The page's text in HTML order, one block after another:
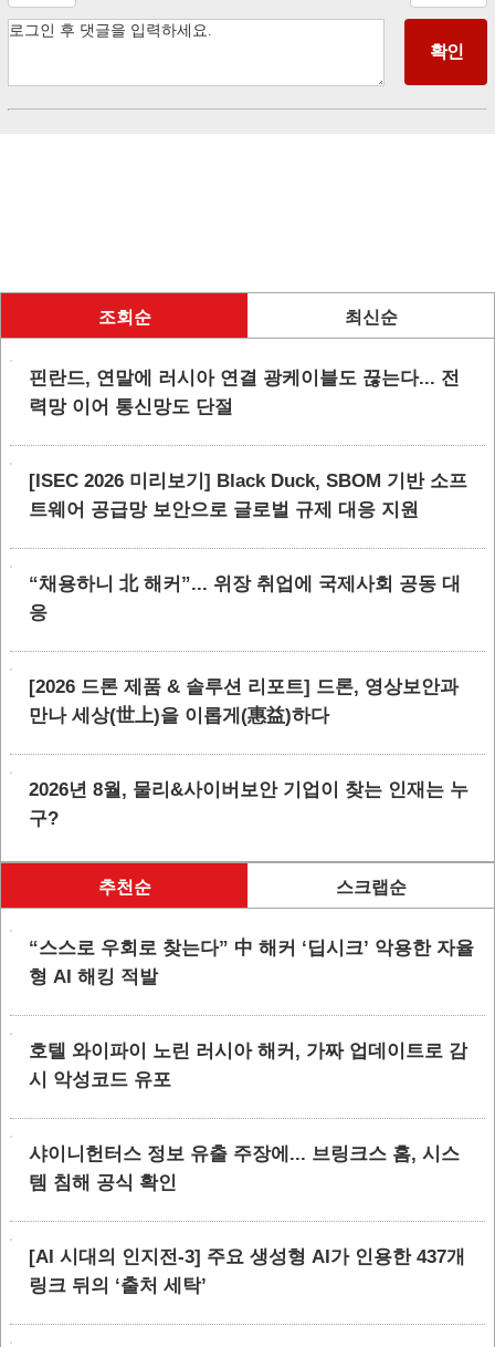
조회순 최신순
핀란드, 연말에 러시아 연결 광케이블도 끊는다... 전
력망 이어 통신망도 단절
[ISEC 2026 미리보기] Black Duck, SBOM 기반 소프
트웨어 공급망 보안으로 글로벌 규제 대응 지원
“채용하니 北 해커”... 위장 취업에 국제사회 공동 대
응
[2026 드론 제품 & 솔루션 리포트] 드론, 영상보안과
만나 세상(世上)을 이롭게(惠益)하다
2026년 8월, 물리&사이버보안 기업이 찾는 인재는 누
구?
추천순 스크랩순
“스스로 우회로 찾는다” 中 해커 ‘딥시크’ 악용한 자율
형 AI 해킹 적발
호텔 와이파이 노린 러시아 해커, 가짜 업데이트로 감
시 악성코드 유포
샤이니헌터스 정보 유출 주장에... 브링크스 홈, 시스
템 침해 공식 확인
[AI 시대의 인지전-3] 주요 생성형 AI가 인용한 437개
링크 뒤의 ‘출처 세탁’